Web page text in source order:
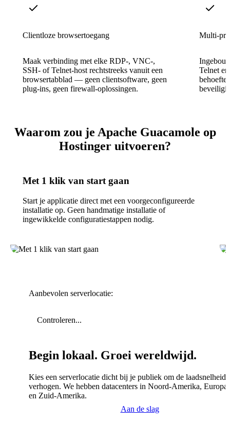
Clientloze browsertoegang
Maak verbinding met elke RDP-, VNC-,
SSH- of Telnet-host rechtstreeks vanuit een
browsertabblad — geen clientsoftware, geen
plug-ins, geen firewall-oplossingen.
Multi-
Telnet
Waarom zou je Apache Guacamole op
Hostinger uitvoeren?
Met 1 klik van start gaan
Start je applicatie direct met een voorgeconfigureerde
installatie op. Geen handmatige installatie of
ingewikkelde configuratiestappen nodig.
Aanbevolen serverlocatie:
Controleren...
Begin lokaal. Groei wereldwijd.
Kies een serverlocatie dicht bij je publiek om de laadsnelheid
verhogen. We hebben datacenters in Noord-Amerika,
en Zuid-Amerika.
Aan de slag